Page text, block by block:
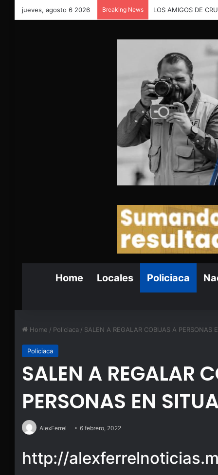
jueves, agosto 6 2026 Breaking News
Home Locales Policiaca
Home / Policiaca / SALEN A REGALAR COBIJAS A PERSONAS
Policiaca
SALEN A REGALAR
PERSONAS EN
AlexFerrel 6 febrero, 2022
http://